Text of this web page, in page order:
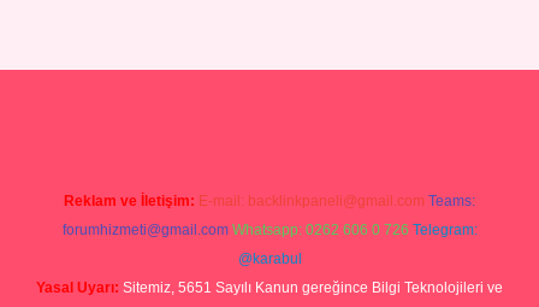
Reklam ve İletişim: E-mail: backlinkpaneli@gmail.com Teams:
forumhizmeti@gmail.com Whatsapp: 0262 606 0 726 Telegram:
@karabul
Yasal Uyarı: Sitemiz, 5651 Sayılı Kanun gereğince Bilgi Teknolojileri ve